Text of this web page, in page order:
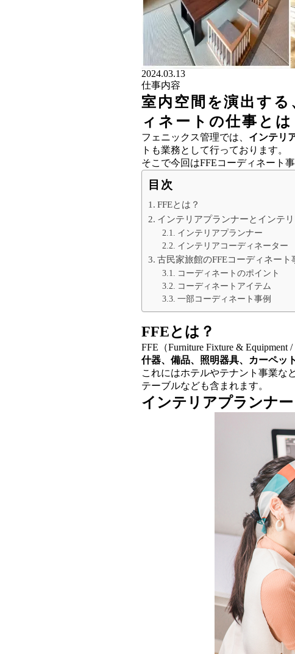
2024.03.13
仕事内容
室内空間を演出す
ィネートの仕事とは
フェニックス管理では、 インテリ
トも業務として行っております。
そこで今回はFFEコーディネート
目次
FFEとは？
インテリアプランナーとインテ
インテリアプランナー
インテリアコーディネーター
古民家旅館のFFEコーディネート
コーディネートのポイント
コーディネートアイテム
一部コーディネート事例
FFEとは？
FFE（Furniture Fixture &
什器、備品、照明器具、カーペッ
これにはホテルやテナント事業な
テーブルなども含まれます。
インテリアプランナ